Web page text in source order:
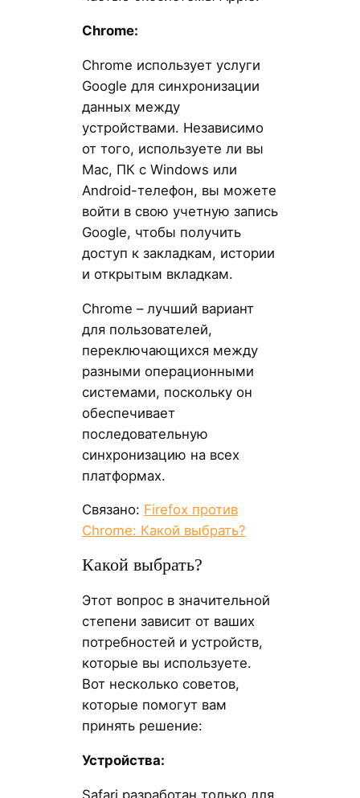
Chrome:
Chrome использует услуги
Google для синхронизации
данных между
устройствами. Независимо
от того, используете ли вы
Mac, ПК с Windows или
Android-телефон, вы можете
войти в свою учетную запись
Google, чтобы получить
доступ к закладкам, истории
и открытым вкладкам.
Chrome – лучший вариант
для пользователей,
переключающихся между
разными операционными
системами, поскольку он
обеспечивает
последовательную
синхронизацию на всех
платформах.
Связано: Firefox против
Chrome: Какой выбрать?
Какой выбрать?
Этот вопрос в значительной
степени зависит от ваших
потребностей и устройств,
которые вы используете.
Вот несколько советов,
которые помогут вам
принять решение:
Устройства:
Safari разработан только для